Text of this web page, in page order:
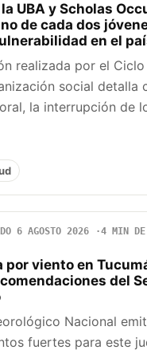
UBA y Scholas
de cada dos
en el
realizada por el Ciclo
social detalla
la interrupción de
6 AGOSTO 2026
4 MIN DE
viento en
del
Nacional
fuertes para este